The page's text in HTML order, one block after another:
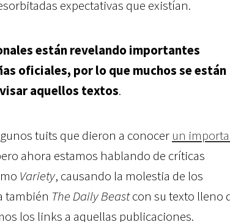
expectativas que existían.
están revelando importantes
oficiales, por lo que muchos se están
aquellos textos.
tuits que dieron a conocer un
ahora estamos hablando de críticas
Variety, causando la molestia de los
también The Daily Beastcon su texto lleno
los links a aquellas publicaciones.